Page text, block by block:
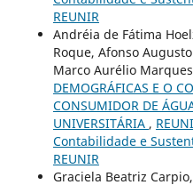
REUNIR
Andréia de Fátima
Roque, Afonso
Marco Aurélio
DEMOGRÁFICAS E O
CONSUMIDOR DE
UNIVERSITÁRIA ,
Contabilidade e
REUNIR
Graciela Beatriz